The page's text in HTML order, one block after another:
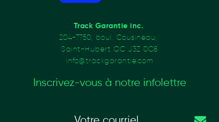
Track Garantie inc.
204-7750, boul. Cousineau,
Saint-Hubert QC J3Z 0C8
info@trackgarantie.com
Inscrivez-vous à notre infolettre